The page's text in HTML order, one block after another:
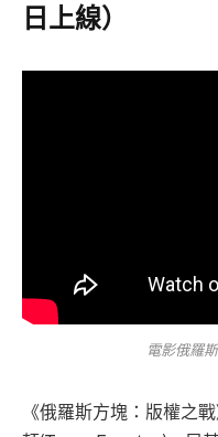
日上線）
電影俄羅
《俄羅斯方塊：版權之